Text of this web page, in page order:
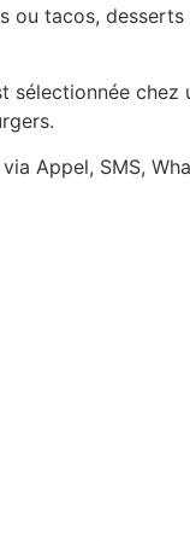
ou tacos,
Appel, SMS,